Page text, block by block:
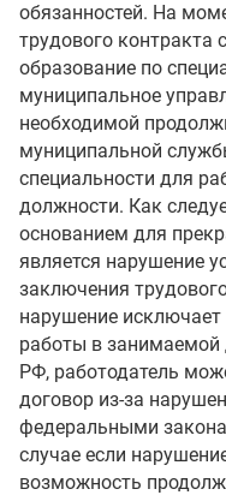
обязанностей. На
трудового
образование по
муниципальное
необходимой
муниципальной
специальности для
должности. Как
основанием для
является нарушение
заключения
нарушение
работы в занимаемой
РФ, работодатель
договор из-за
федеральными
случае если
возможность